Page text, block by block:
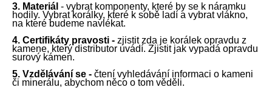
3. Materiá - vybrat komponenty, které by se k náramku
hodily. Vybrat korá lky, které k sobě ladí a vybrat vl ákno,
na kterébudeme navl ékat.
4. Certifikáty pravosti - zjistitzda je korá lek opravdu z
kamene, kterýdistributor uvádí. Zjistitjak vypadá opravdu
surový kámen.
5. Vzděl ávání se - čtení vyhledávání informaci o kameni
či minerá lu, abychom něco o tom věděli.